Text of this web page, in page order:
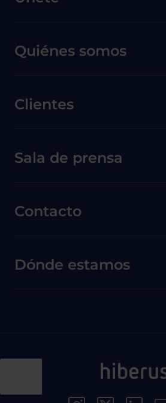
Quiénes somos
Clientes
Menú secundario de pie de página
Sala de prensa
Contacto
Dónde estamos
Menú Redes Sociales